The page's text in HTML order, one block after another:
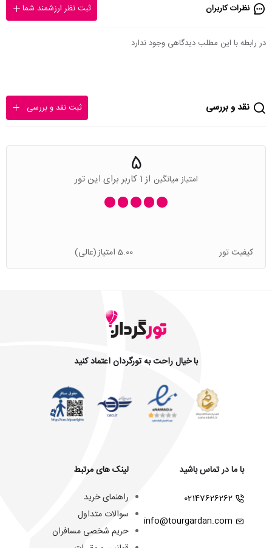
نظرات کاربران ثبت نظر ارزشمند شما
در رابطه با این مطلب دیدگاهی وجود ندارد
نقد و بررسی ثبت نقد و بررسی
5
امتیاز میانگین از 1 کاربر برای این تور
کیفیت تور 5.00 امتیاز (عالی)
با خیال راحت به تورگردان اعتماد کنید
با ما در تماس باشید
02147626262
info@tourgardan.com
لینک های مرتبط
راهنمای خرید
سوالات متداول
حریم شخصی مسافران